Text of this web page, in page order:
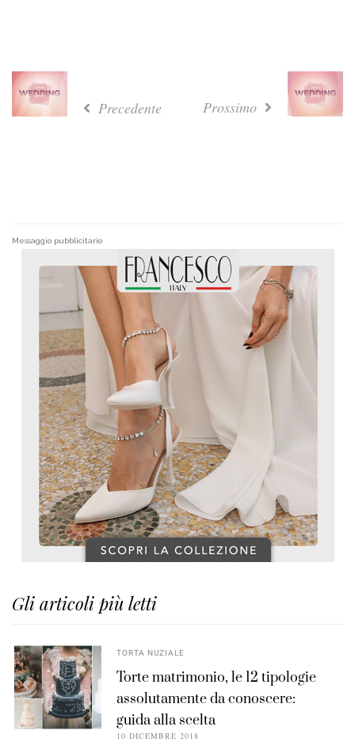
Precedente Prossimo
Messaggio pubblicitario
Gli articoli più letti
TORTA NUZIALE
Torte matrimonio, le 12 tipologie
assolutamente da conoscere:
guida alla scelta
10 DICEMBRE 2018